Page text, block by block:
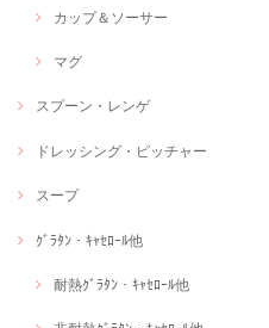
カップ＆ソーサー
マグ
スプーン・レンゲ
ドレッシング・ピッチャー
スープ
ｸﾞﾗﾀﾝ・ｷｬｾﾛｰﾙ他
耐熱ｸﾞﾗﾀﾝ・ｷｬｾﾛｰﾙ他